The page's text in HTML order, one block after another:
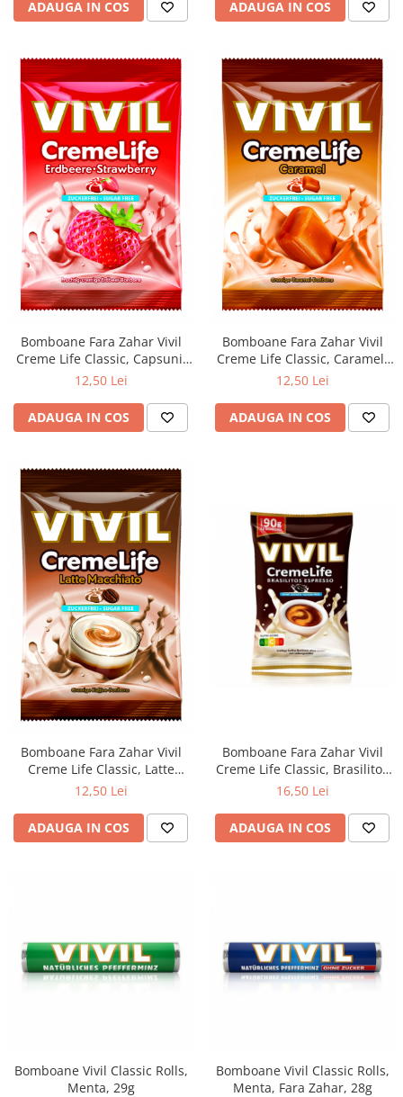
ADAUGA IN COS ADAUGA IN COS
Bomboane Fara Zahar Vivil
Creme Life Classic, Capsuni,
60g
12,50 Lei
ADAUGA IN COS
Bomboane Fara Zahar Vivil
Creme Life Classic, Caramel,
60g
12,50 Lei
ADAUGA IN COS
Bomboane Fara Zahar Vivil
Creme Life Classic, Latte
Macchiato, 60g
12,50 Lei
ADAUGA IN COS
Bomboane Fara Zahar Vivil
Creme Life Classic, Brasilitos
Espresso, 90g
16,50 Lei
ADAUGA IN COS
Bomboane Vivil Classic Rolls,
Menta, 29g
Bomboane Vivil Classic Rolls,
Menta, Fara Zahar, 28g